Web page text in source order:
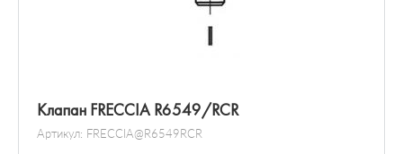
Клапан FRECCIA R6549/RCR
Артикул: FRECCIA@R6549RCR